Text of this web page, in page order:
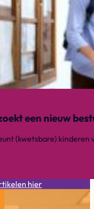
een nieuw
(kwetsbare)
hier